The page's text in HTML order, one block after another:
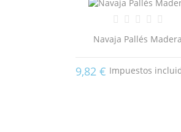
Navaja Pallés Madera
9,82 € Impuestos